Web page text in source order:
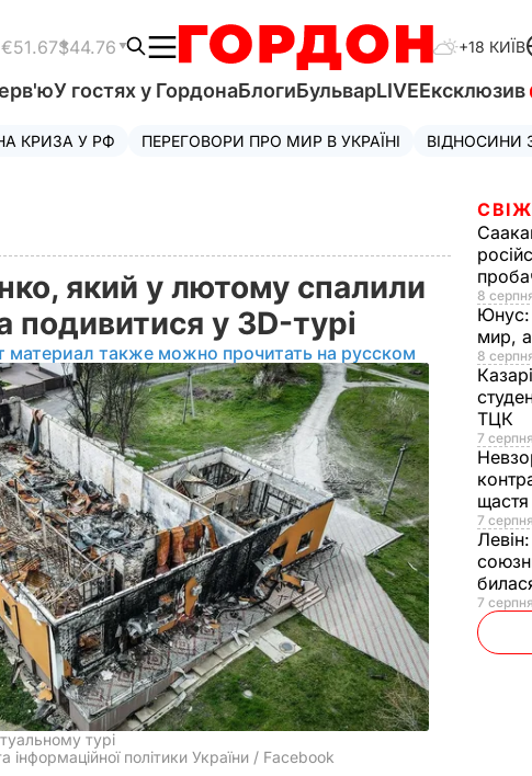
€51.67$44.76 +18 КИЇВ
У гостях у ГордонаБлогиБульварLIVEЕксклюзив
КРИЗА У РФ ПЕРЕГОВОРИ ПРО МИР В УКРАЇНІ ВІДНОСИНИ
який у лютому спалили
у 3D-турі
материал также можно прочитать на русском
турі
інформаційної політики України / Facebook
8
Юнус:
мир,
8
ТЦК
7
щастя
7
Левін:
7